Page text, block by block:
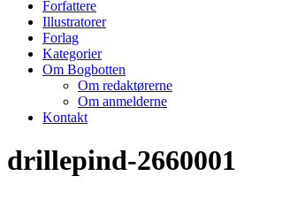
Forfattere
Illustratorer
Forlag
Kategorier
Om Bogbotten
Om redaktørerne
Om anmelderne
Kontakt
drillepind-2660001